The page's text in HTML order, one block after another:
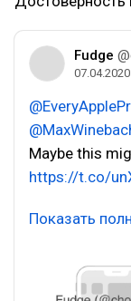
Fudge
07.04.2020
Maybe this
https://t.co/
Показать